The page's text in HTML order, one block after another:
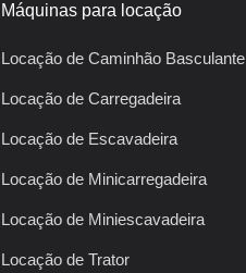
Máquinas para locação
Locação de Caminhão Basculante
Locação de Carregadeira
Locação de Escavadeira
Locação de Minicarregadeira
Locação de Miniescavadeira
Locação de Trator